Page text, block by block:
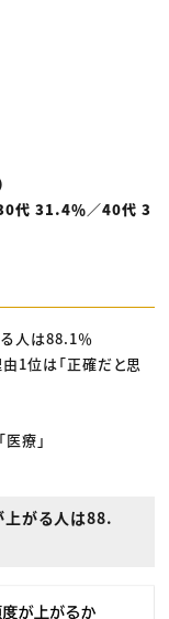
代 31.4％／40代 3
人は88.1％
1位は「正確だと思
療」
上がる人は88.